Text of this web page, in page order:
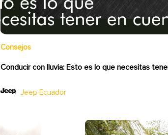
Consejos
Conducir con lluvia: Esto es lo que necesitas
Jeep Ecuador